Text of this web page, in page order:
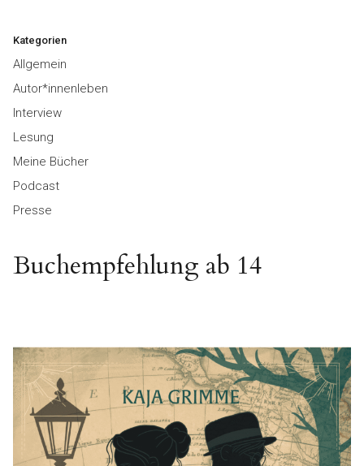
Kategorien
Allgemein
Autor*innenleben
Interview
Lesung
Meine Bücher
Podcast
Presse
Buchempfehlung ab 14